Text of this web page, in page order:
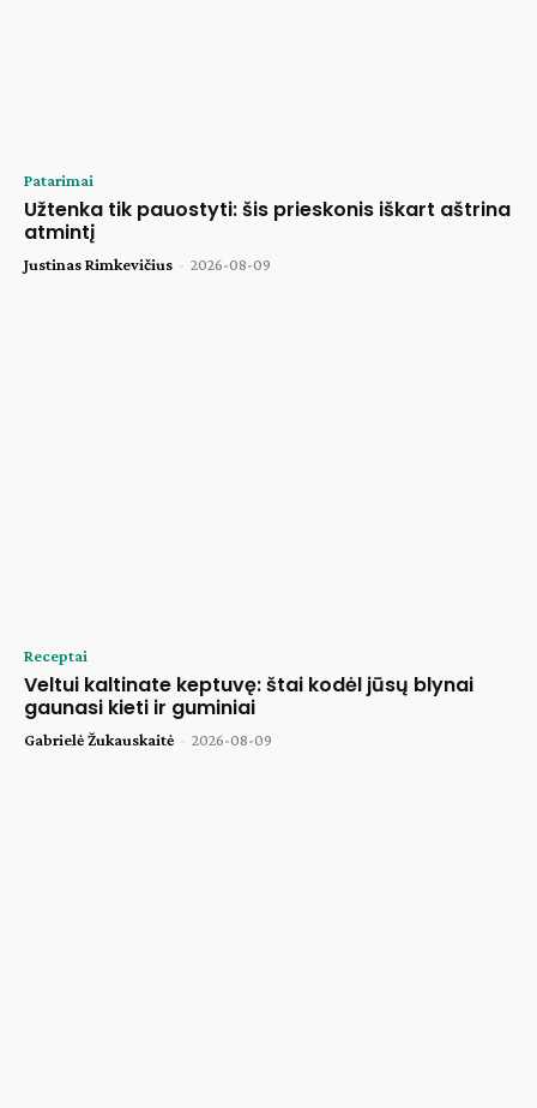
Patarimai
Užtenka tik pauostyti: šis prieskonis iškart aštrina
atmintį
Justinas Rimkevičius - 2026-08-09
Receptai
Veltui kaltinate keptuvę: štai kodėl jūsų blynai
gaunasi kieti ir guminiai
Gabrielė Žukauskaitė - 2026-08-09